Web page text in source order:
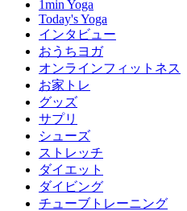
1min Yoga
Today's Yoga
インタビュー
おうちヨガ
オンラインフィットネス
お家トレ
グッズ
サプリ
シューズ
ストレッチ
ダイエット
ダイビング
チューブトレーニング